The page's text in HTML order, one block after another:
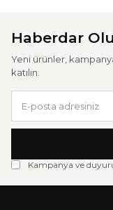
Haberdar
Yeni ürünler,
katılın.
Kampanya ve